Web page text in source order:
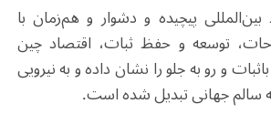
پیچیده و دشوار و هم‌زمان با
توسعه و حفظ ثبات، اقتصاد چین
و رو به جلو را نشان داده و به نیرویی
سالم جهانی تبدیل شده است.